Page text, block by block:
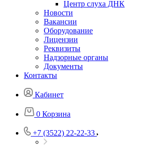
Центр слуха ДНК
Новости
Вакансии
Оборудование
Лицензии
Реквизиты
Надзорные органы
Документы
Контакты
Кабинет
0 Корзина
+7 (3522) 22-22-33